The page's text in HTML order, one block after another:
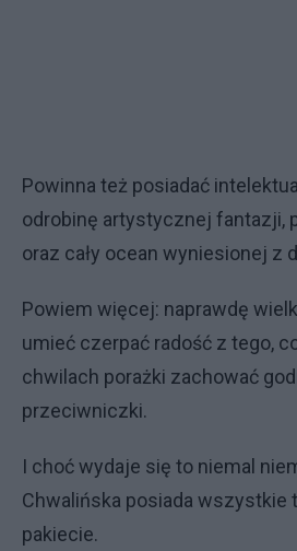
Powinna też posiadać
odrobinę artystycznej fantazji,
oraz cały ocean wyniesionej z
Powiem więcej: naprawdę
umieć czerpać radość z tego,
chwilach porażki zachować
przeciwniczki.
I choć wydaje się to niemal
Chwalińska posiada wszystkie
pakiecie.